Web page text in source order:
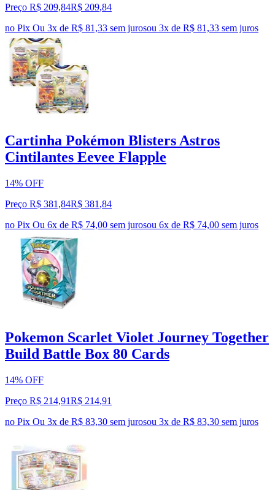
Preço R$ 209,84R$ 209,84
no Pix Ou 3x de R$ 81,33 sem jurosou 3x de R$ 81,33 sem juros
Cartinha Pokémon Blisters Astros
Cintilantes Eevee Flapple
14% OFF
Preço R$ 381,84R$ 381 ,84
no Pix Ou 6x de R$ 74,00 sem jurosou 6x de R$ 74,00 sem juros
Pokemon Scarlet Violet Journey Together
Build Battle Box 80 Cards
14% OFF
Preço R$ 214,91R$ 214,91
no Pix Ou 3x de R$ 83,30 sem jurosou 3x de R$ 83,30 sem juros